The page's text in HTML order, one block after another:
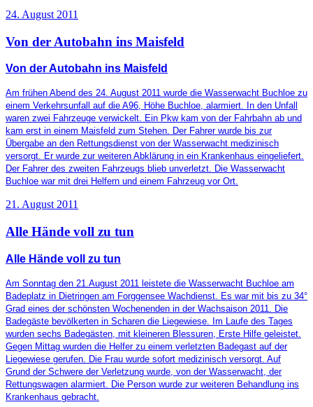
24. August 2011
Von der Autobahn ins Maisfeld
Von der Autobahn ins Maisfeld
Am frühen Abend des 24. August 2011 wurde die Wasserwacht Buchloe zu
einem Verkehrsunfall auf die A96, Höhe Buchloe, alarmiert. In den Unfall
waren zwei Fahrzeuge verwickelt. Ein Pkw kam von der Fahrbahn ab und
kam erst in einem Maisfeld zum Stehen. Der Fahrer wurde bis zur
Übergabe an den Rettungsdienst von der Wasserwacht medizinisch
versorgt. Er wurde zur weiteren Abklärung in ein Krankenhaus eingeliefert.
Der Fahrer des zweiten Fahrzeugs blieb unverletzt. Die Wasserwacht
Buchloe war mit drei Helfern und einem Fahrzeug vor Ort.
21. August 2011
Alle Hände voll zu tun
Alle Hände voll zu tun
Am Sonntag den 21.August 2011 leistete die Wasserwacht Buchloe am
Badeplatz in Dietringen am Forggensee Wachdienst. Es war mit bis zu 34°
Grad eines der schönsten Wochenenden in der Wachsaison 2011. Die
Badegäste bevölkerten in Scharen die Liegewiese. Im Laufe des Tages
wurden sechs Badegästen, mit kleineren Blessuren, Erste Hilfe geleistet.
Gegen Mittag wurden die Helfer zu einem verletzten Badegast auf der
Liegewiese gerufen. Die Frau wurde sofort medizinisch versorgt. Auf
Grund der Schwere der Verletzung wurde, von der Wasserwacht, der
Rettungswagen alarmiert. Die Person wurde zur weiteren Behandlung ins
Krankenhaus gebracht.